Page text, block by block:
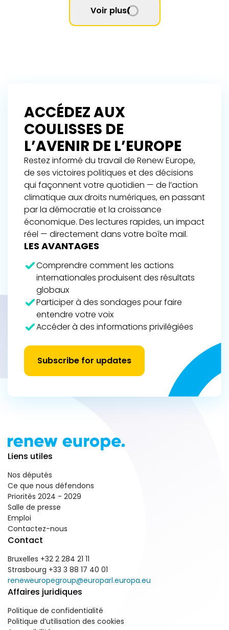
Voir plus
ACCÉDEZ AUX
COULISSES DE
L’AVENIR DE L’EUROPE
Restez informé du travail de Renew Europe,
de ses victoires politiques et des décisions
qui façonnent votre quotidien — de l’action
climatique aux droits numériques, en passant
par la démocratie et la croissance
économique. Des lectures rapides, un impact
réel — directement dans votre boîte mail.
LES AVANTAGES
Comprendre comment les actions
internationales produisent des résultats
globaux
Participer à des sondages pour faire
entendre votre voix
Accéder à des informations privilégiées
Subscribe for updates
Liens utiles
Nos députés
Ce que nous défendons
Priorités 2024 - 2029
Salle de presse
Emploi
Contactez-nous
Contact
Bruxelles +32 2 284 21 11
Strasbourg +33 3 88 17 40 01
reneweuropegroup@europarl.europa.eu
Affaires juridiques
Politique de confidentialité
Politique d’utilisation des cookies